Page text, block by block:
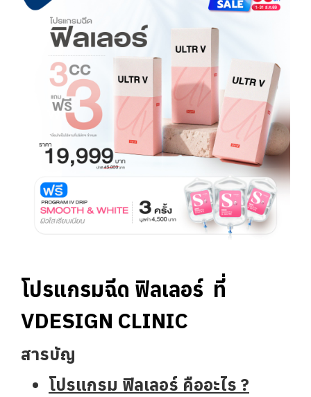
โปรแกรมฉีด ฟิลเลอร์  ที่
VDESIGN CLINIC
สารบัญ
โปรแกรม ฟิลเลอร์ คืออะไร ?